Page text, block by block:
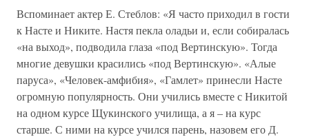
Вспоминает актер Е. Стеблов: «Я часто приходил в гости
к Насте и Никите. Настя пекла оладьи и, если собиралась
«на выход», подводила глаза «под Вертинскую». Тогда
многие девушки красились «под Вертинскую». «Алые
паруса», «Человек-амфибия», «Гамлет» принесли Насте
огромную популярность. Они учились вместе с Никитой
на одном курсе Щукинского училища, а я – на курс
старше. С ними на курсе учился парень, назовем его Д.